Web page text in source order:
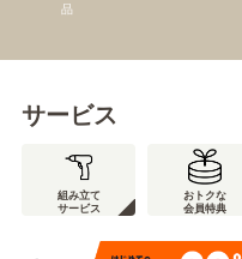
品
サービス
組み立て
サービス
おトクな
会員特典